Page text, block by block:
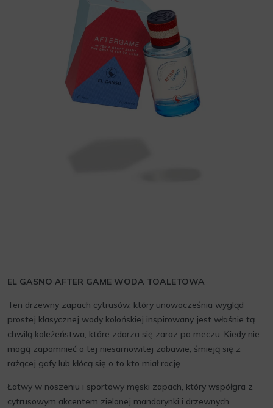
EL GASNO AFTER GAME WODA TOALETOWA
Ten drzewny zapach cytrusów, który unowocześnia wygląd
prostej klasycznej wody kolońskiej inspirowany jest właśnie tą
chwilą koleżeństwa, które zdarza się zaraz po meczu. Kiedy nie
mogą zapomnieć o tej niesamowitej zabawie, śmieją się z
rażącej gafy lub kłócą się o to kto miał rację.
Łatwy w noszeniu i sportowy męski zapach, który współgra z
cytrusowym akcentem zielonej mandarynki i drzewnych